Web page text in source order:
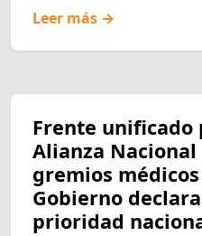
Leer más →
Frente unificado
Alianza
gremios
Gobierno
prioridad